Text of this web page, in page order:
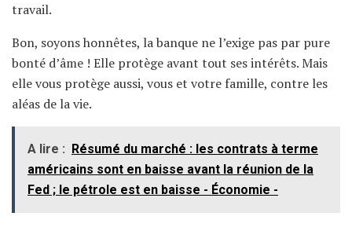
travail.
Bon, soyons honnêtes, la banque ne l’exige pas par pure
bonté d’âme ! Elle protège avant tout ses intérêts. Mais
elle vous protège aussi, vous et votre famille, contre les
aléas de la vie.
A lire : Résumé du marché : les contrats à terme
américains sont en baisse avant la réunion de la
Fed ; le pétrole est en baisse - Économie -